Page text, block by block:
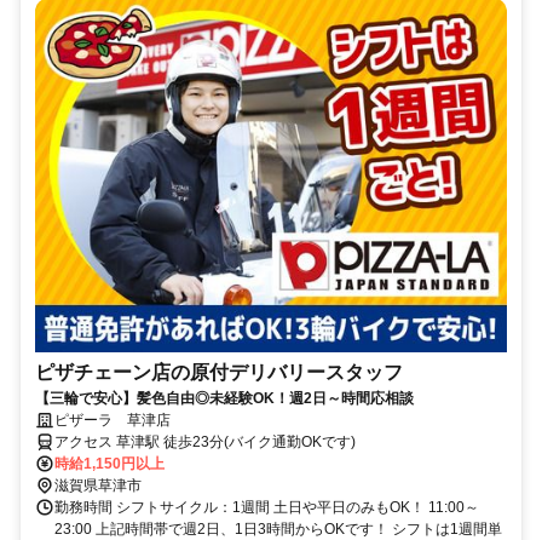
ピザチェーン店の原付デリバリースタッフ
【三輪で安心】髪色自由◎未経験OK！週2日～時間応相談
ピザーラ 草津店
アクセス 草津駅 徒歩23分(バイク通勤OKです)
時給1,150円以上
滋賀県草津市
勤務時間 シフトサイクル：1週間 土日や平日のみもOK！ 11:00～
23:00 上記時間帯で週2日、1日3時間からOKです！ シフトは1週間単